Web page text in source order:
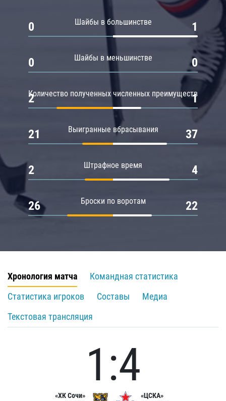
Шайбы в большинстве
0 1
Шайбы в меньшинстве
0 0
Количество полученных численных преимуществ
2 1
Выигранные вбрасывания
21 37
Штрафное время
2 4
Броски по воротам
26 22
Хронология матча
Командная статистика
Статистика игроков
Составы
Медиа
Текстовая трансляция
«ХК Сочи»
1:4
«ЦСКА»